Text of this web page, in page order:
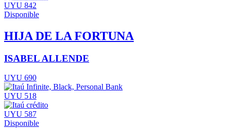
UYU 842
Disponible
HIJA DE LA FORTUNA
ISABEL ALLENDE
UYU 690
UYU 518
UYU 587
Disponible